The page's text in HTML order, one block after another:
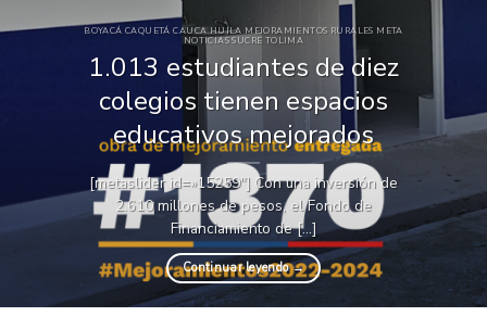
BOYACÁ CAQUETÁ CAUCA HUILA MEJORAMIENTOS RURALES META
NOTICIAS SUCRE TOLIMA
1.013 estudiantes de diez
colegios tienen espacios
educativos mejorados
[metaslider id=»15259″] Con una inversión de
2.610 millones de pesos, el Fondo de
Financiamiento de [...]
Continuar leyendo→